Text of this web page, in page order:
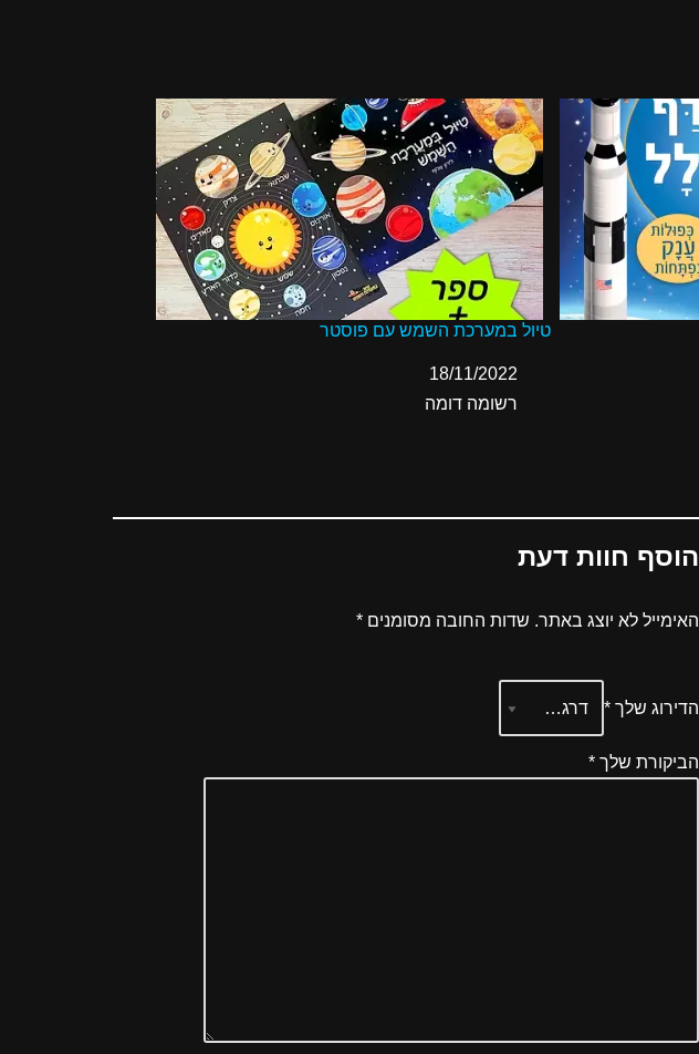
טיול במערכת השמש עם פוסטר
תאריך18/11/2022
בהקשר ל-
רשומה דומה
הוסף חוות דעת
האימייל לא יוצג באתר. שדות החובה מסומנים *
הדירוג שלך *
הביקורת שלך *